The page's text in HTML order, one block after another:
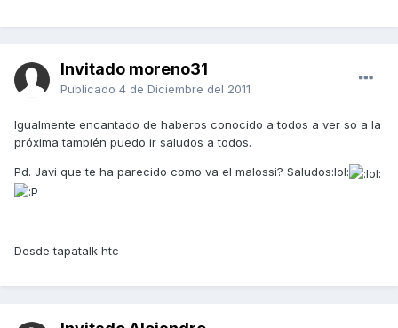
Invitado moreno31
Publicado 4 de Diciembre del 2011
Igualmente encantado de haberos conocido a todos a ver so a la
próxima también puedo ir saludos a todos.
Pd. Javi que te ha parecido como va el malossi? Saludos:lol:
Desde tapatalk htc